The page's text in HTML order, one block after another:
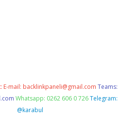
E-mail: backlinkpaneli@gmail.com Teams:
Whatsapp: 0262 606 0 726 Telegram:
@karabul